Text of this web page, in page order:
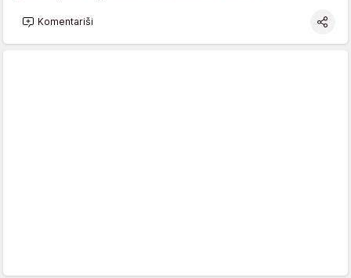
Komentariši